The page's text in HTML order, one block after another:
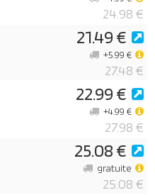
24.98 €
21.49 €
27.48 €
+5.99 €
22.99 €
27.98 €
+4.99 €
25.08 €
25.08 €
gratuite